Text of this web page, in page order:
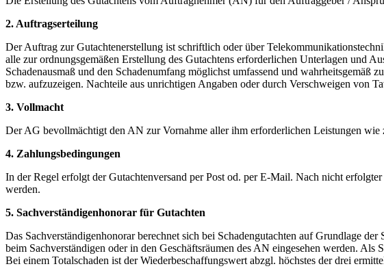
2. Auftragserteilung
Der Auftrag zur Gutachtenerstellung ist schriftlich oder über
alle zur ordnungsgemäßen Erstellung des Gutachtens erforderlichen Unterlagen und
Schadenausmaß und den Schadenumfang möglichst umfassend und
bzw. aufzuzeigen. Nachteile aus unrichtigen Angaben oder durch Verschweigen von
3. Vollmacht
Der AG bevollmächtigt den AN zur Vornahme aller ihm erforderlichen Leistungen wie
4. Zahlungsbedingungen
In der Regel erfolgt der Gutachtenversand per Post od. per E-Mail. Nach nicht
werden.
5. Sachverständigenhonorar für Gutachten
Das Sachverständigenhonorar berechnet sich bei Schadengutachten auf Grundlage
beim Sachverständigen oder in den Geschäftsräumen des AN eingesehen werden.
Bei einem Totalschaden ist der Wiederbeschaffungswert abzgl. höchstes der drei